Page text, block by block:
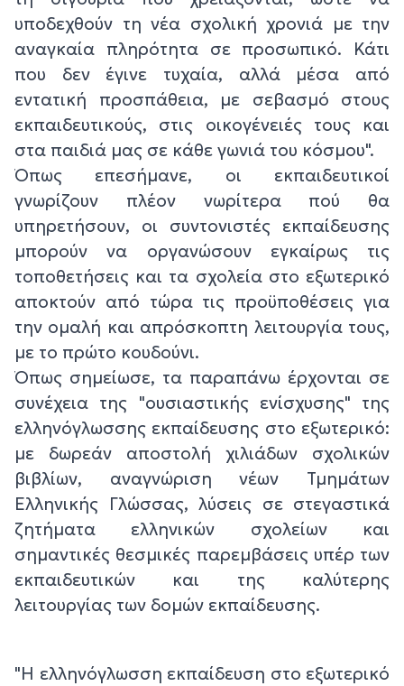
υποδεχθούν τη νέα σχολική χρονιά με την
αναγκαία πληρότητα σε προσωπικό. Κάτι
που δεν έγινε τυχαία, αλλά μέσα από
εντατική προσπάθεια, με σεβασμό στους
εκπαιδευτικούς, στις οικογένειές τους και
στα παιδιά μας σε κάθε γωνιά του κόσμου".
Όπως επεσήμανε, οι εκπαιδευτικοί
γνωρίζουν πλέον νωρίτερα πού θα
υπηρετήσουν, οι συντονιστές εκπαίδευσης
μπορούν να οργανώσουν εγκαίρως τις
τοποθετήσεις και τα σχολεία στο εξωτερικό
αποκτούν από τώρα τις προϋποθέσεις για
την ομαλή και απρόσκοπτη λειτουργία τους,
με το πρώτο κουδούνι.
Όπως σημείωσε, τα παραπάνω έρχονται σε
συνέχεια της "ουσιαστικής ενίσχυσης" της
ελληνόγλωσσης εκπαίδευσης στο εξωτερικό:
με δωρεάν αποστολή χιλιάδων σχολικών
βιβλίων, αναγνώριση νέων Τμημάτων
Ελληνικής Γλώσσας, λύσεις σε στεγαστικά
ζητήματα ελληνικών σχολείων και
σημαντικές θεσμικές παρεμβάσεις υπέρ των
εκπαιδευτικών και της καλύτερης
λειτουργίας των δομών εκπαίδευσης.
"Η ελληνόγλωσση εκπαίδευση στο εξωτερικό